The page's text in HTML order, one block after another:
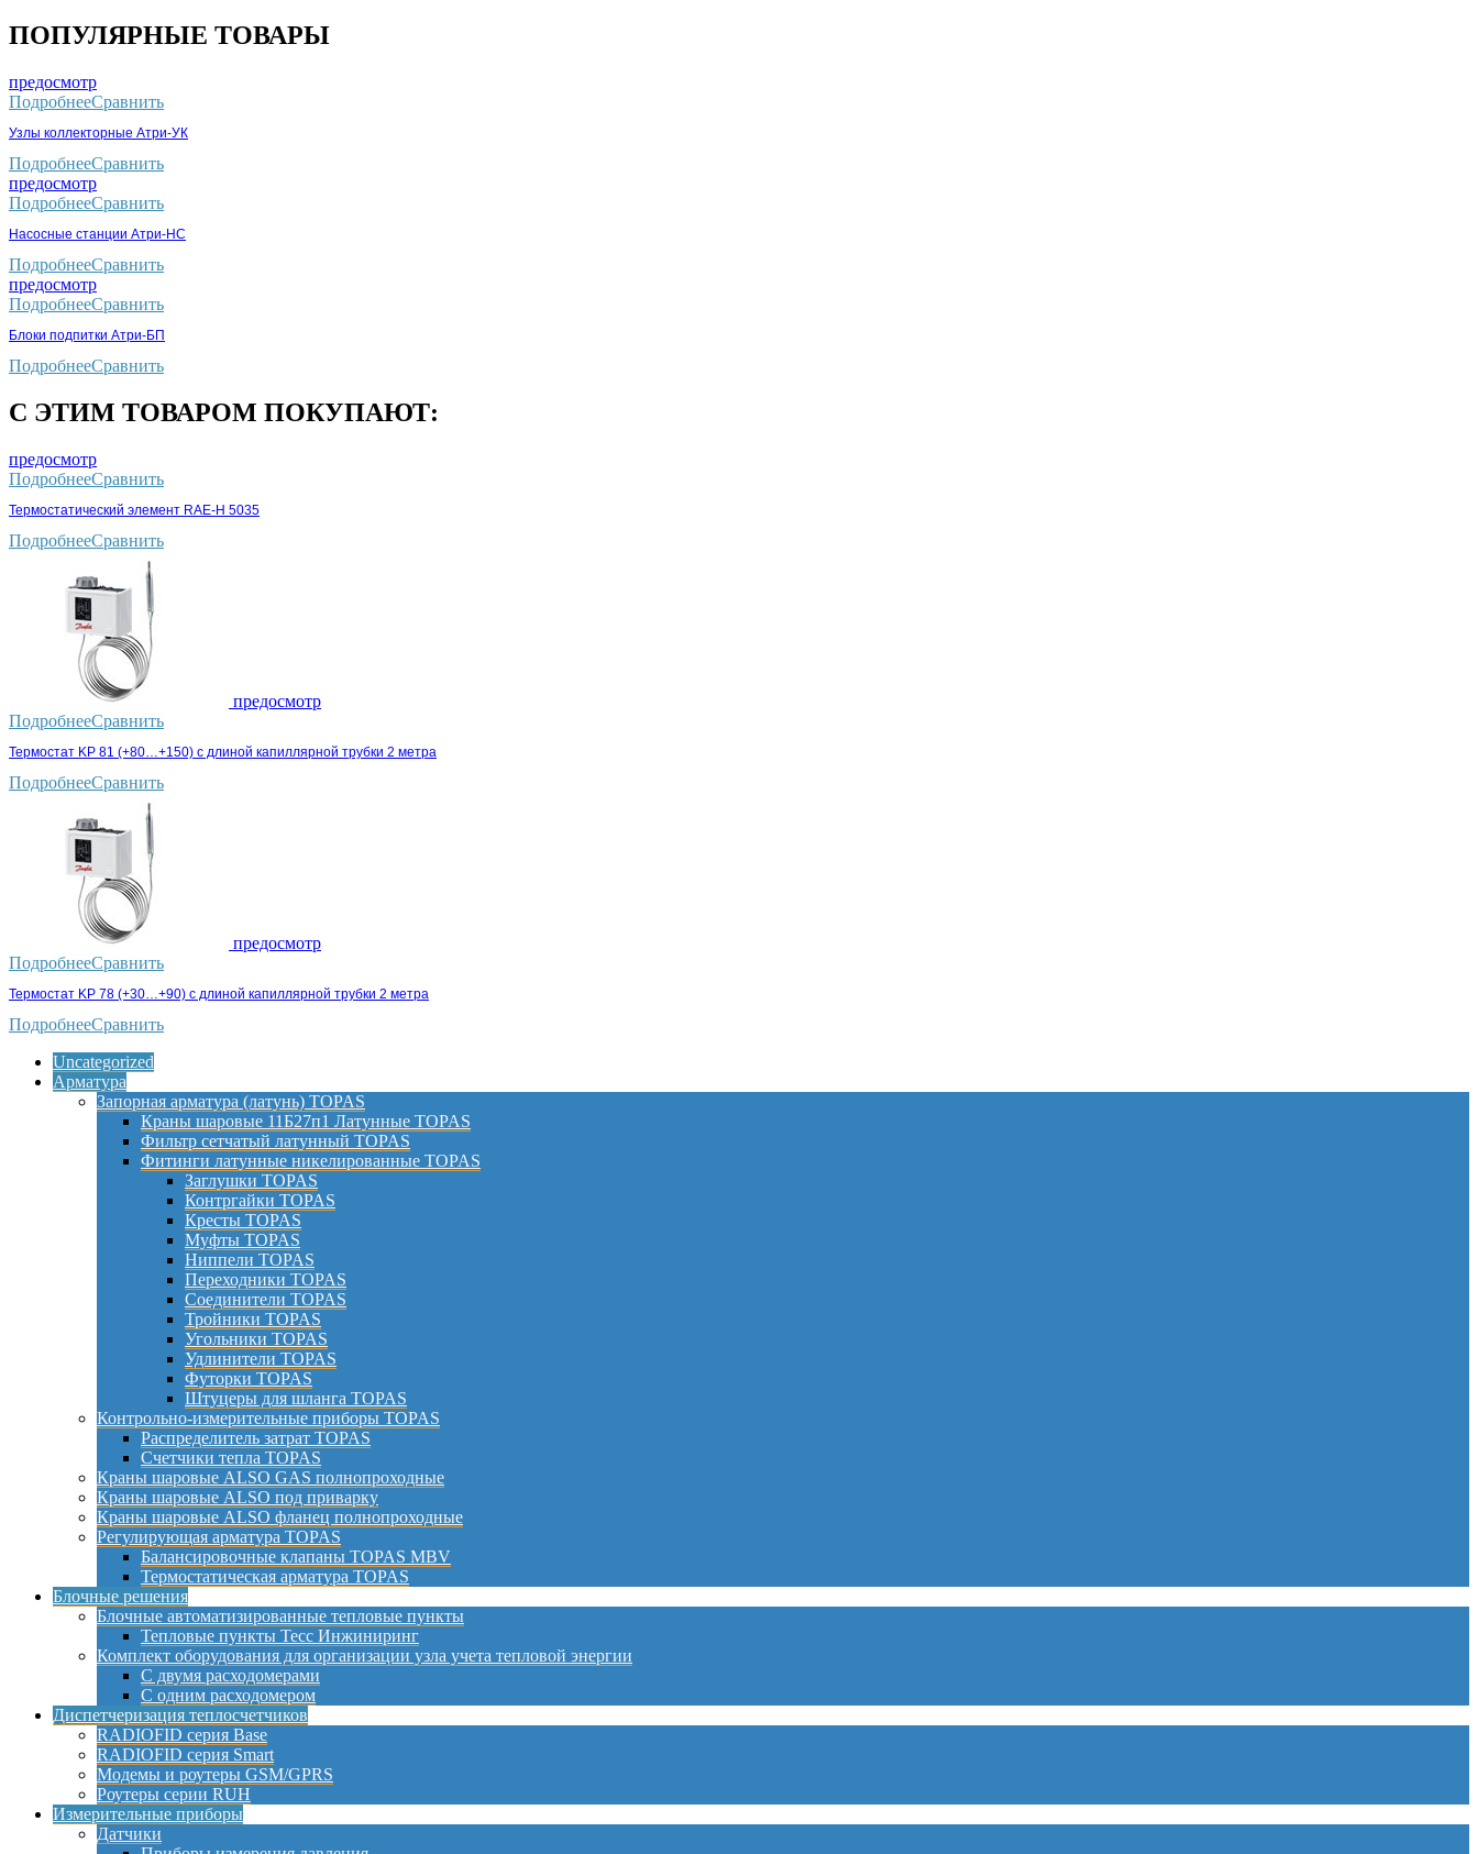
ПОПУЛЯРНЫЕ ТОВАРЫ
предосмотр
ПодробнееСравнить
Узлы коллекторные Атри-УК
ПодробнееСравнить
предосмотр
ПодробнееСравнить
Насосные станции Атри-НС
ПодробнееСравнить
предосмотр
ПодробнееСравнить
Блоки подпитки Атри-БП
ПодробнееСравнить
С ЭТИМ ТОВАРОМ ПОКУПАЮТ:
предосмотр
ПодробнееСравнить
Термостатический элемент RAE-H 5035
ПодробнееСравнить
предосмотр
ПодробнееСравнить
Термостат KP 81 (+80…+150) с длиной капиллярной трубки 2 метра
ПодробнееСравнить
предосмотр
ПодробнееСравнить
Термостат KP 78 (+30…+90) с длиной капиллярной трубки 2 метра
ПодробнееСравнить
Uncategorized
Арматура
Запорная арматура (латунь) TOPAS
Краны шаровые 11Б27п1 Латунные TOPAS
Фильтр сетчатый латунный TOPAS
Фитинги латунные никелированные TOPAS
Заглушки TOPAS
Контргайки TOPAS
Кресты TOPAS
Муфты TOPAS
Ниппели TOPAS
Переходники TOPAS
Соединители TOPAS
Тройники TOPAS
Угольники TOPAS
Удлинители TOPAS
Футорки TOPAS
Штуцеры для шланга TOPAS
Контрольно-измерительные приборы TOPAS
Распределитель затрат TOPAS
Счетчики тепла TOPAS
Краны шаровые ALSO GAS полнопроходные
Краны шаровые ALSO под приварку
Краны шаровые ALSO фланец полнопроходные
Регулирующая арматура TOPAS
Балансировочные клапаны TOPAS MBV
Термостатическая арматура TOPAS
Блочные решения
Блочные автоматизированные тепловые пункты
Тепловые пункты Тесс Инжиниринг
Комплект оборудования для организации узла учета тепловой энергии
С двумя расходомерами
С одним расходомером
Диспетчеризация теплосчетчиков
RADIOFID серия Base
RADIOFID серия Smart
Модемы и роутеры GSM/GPRS
Роутеры серии RUH
Измерительные приборы
Датчики